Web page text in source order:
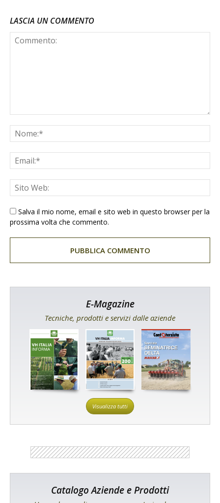
LASCIA UN COMMENTO
Salva il mio nome, email e sito web in questo browser per la
prossima volta che commento.
E-Magazine
Tecniche, prodotti e servizi dalle aziende
Visualizza tutti
Catalogo Aziende e Prodotti